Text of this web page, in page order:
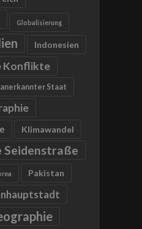
Globalisierung
Indonesien
Konflikte
Staat
Klimawandel
Seidenstraße
Pakistan